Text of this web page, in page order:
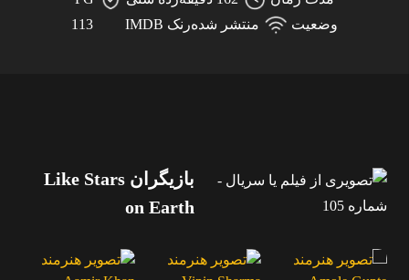
وضعیت
منتشر شدهرنک IMDB 113
بازیگران Like Stars
on Earth